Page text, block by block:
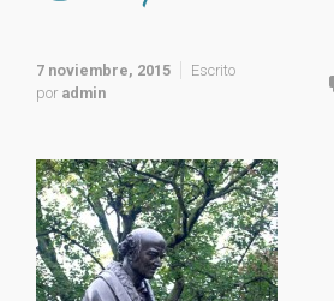
7 noviembre, 2015
Escrito
por admin